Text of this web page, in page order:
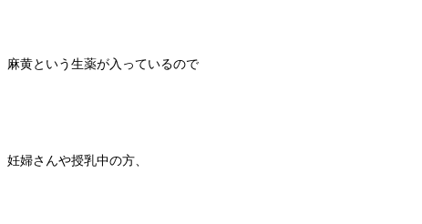
麻黄という生薬が入っているので
妊婦さんや授乳中の方、